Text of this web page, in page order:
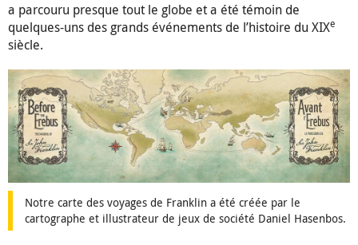
a parcouru presque tout le globe et a été témoin de
quelques-uns des grands événements de l’histoire du XIXe
siècle.
Notre carte des voyages de Franklin a été créée par le
cartographe et illustrateur de jeux de société Daniel Hasenbos.